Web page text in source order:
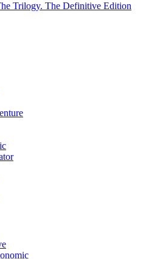
Trilogy. The Definitive Edition